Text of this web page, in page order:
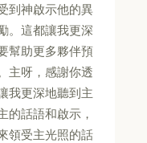
到神啟示他的異
。這都讓我更深
幫助更多夥伴預
主呀，感謝你透
我更深地聽到主
的話語和啟示，
領受主光照的話